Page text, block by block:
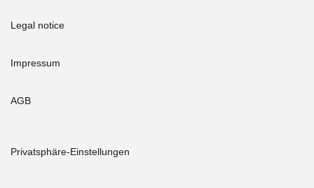
Legal notice
Impressum
AGB
Privatsphäre-Einstellungen